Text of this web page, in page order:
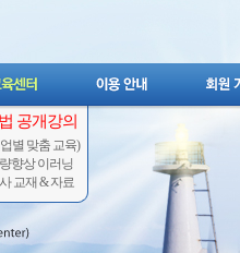
공개강의
별 맞춤 교육)
향상 이러닝
교재 & 자료